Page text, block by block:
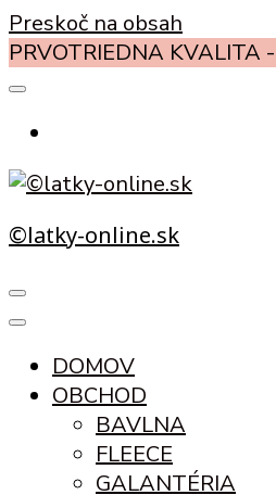
Preskoč na obsah
PRVOTRIEDNA KVALITA
©latky-online.sk
DOMOV
OBCHOD
BAVLNA
FLEECE
GALANTÉRIA